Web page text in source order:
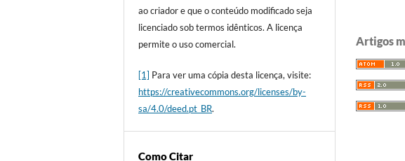
ao criador e que o conteúdo modificado seja
licenciado sob termos idênticos. A licença
permite o uso comercial.
[1] Para ver uma cópia desta licença, visite:
https://creativecommons.org/licenses/by-
sa/4.0/deed.pt_BR.
Como Citar
Artigos